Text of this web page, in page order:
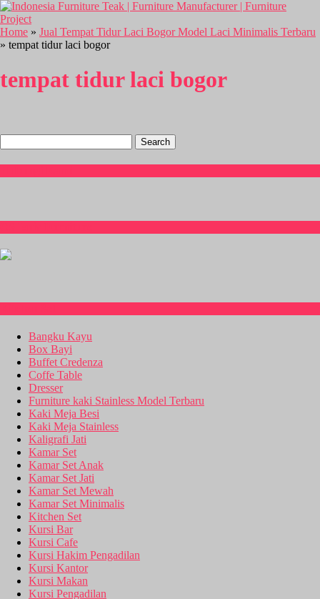
Home » Jual Tempat Tidur Laci Bogor Model Laci Minimalis Terbaru
» tempat tidur laci bogor
tempat tidur laci bogor
for:
Bangku Kayu
Box Bayi
Buffet Credenza
Coffe Table
Dresser
Furniture kaki Stainless Model Terbaru
Kaki Meja Besi
Kaki Meja Stainless
Kaligrafi Jati
Kamar Set
Kamar Set Anak
Kamar Set Jati
Kamar Set Mewah
Kamar Set Minimalis
Kitchen Set
Kursi Bar
Kursi Cafe
Kursi Hakim Pengadilan
Kursi Kantor
Kursi Makan
Kursi Pengadilan